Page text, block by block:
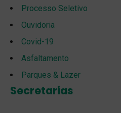
Processo Seletivo
Ouvidoria
Covid-19
Asfaltamento
Parques & Lazer
Secretarias